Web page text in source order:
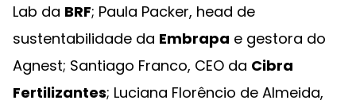
Lab da BRF; Paula Packer, head de
sustentabilidade da Embrapa e gestora do
Agnest; Santiago Franco, CEO da Cibra
Fertilizantes; Luciana Florêncio de Almeida,